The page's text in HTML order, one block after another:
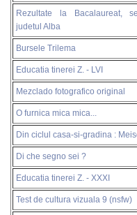
Rezultate la Bacalaureat,
judetul Alba
Bursele Trilema
Educatia tinerei Z. - LVI
Mezclado fotografico original
O furnica mica mica...
Din ciclul casa-si-gradina :
Di che segno sei ?
Educatia tinerei Z. - XXXI
Test de cultura vizuala 9 (nsfw)